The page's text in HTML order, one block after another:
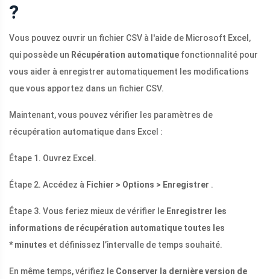
?
Vous pouvez ouvrir un fichier CSV à l'aide de Microsoft Excel,
qui possède un Récupération automatique fonctionnalité pour
vous aider à enregistrer automatiquement les modifications
que vous apportez dans un fichier CSV.
Maintenant, vous pouvez vérifier les paramètres de
récupération automatique dans Excel :
Étape 1. Ouvrez Excel.
Étape 2. Accédez à Fichier > Options > Enregistrer .
Étape 3. Vous feriez mieux de vérifier le Enregistrer les
informations de récupération automatique toutes les
* minutes et définissez l’intervalle de temps souhaité.
En même temps, vérifiez le Conserver la dernière version de